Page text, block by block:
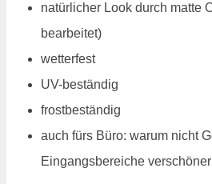
natürlicher Look durch matte
bearbeitet)
wetterfest
UV-beständig
frostbeständig
auch fürs Büro: warum nicht
Eingangsbereiche